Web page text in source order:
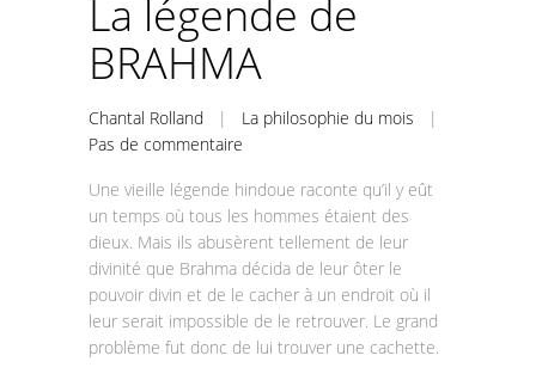
La légende de
BRAHMA
Chantal Rolland | La philosophie du mois |
Pas de commentaire
Une vieille légende hindoue raconte qu’il y eût
un temps où tous les hommes étaient des
dieux. Mais ils abusèrent tellement de leur
divinité que Brahma décida de leur ôter le
pouvoir divin et de le cacher à un endroit où il
leur serait impossible de le retrouver. Le grand
problème fut donc de lui trouver une cachette.